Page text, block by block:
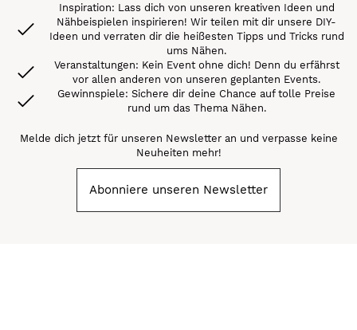
Inspiration: Lass dich von unseren kreativen Ideen und
Nähbeispielen inspirieren! Wir teilen mit dir unsere DIY-
Ideen und verraten dir die heißesten Tipps und Tricks rund
ums Nähen.
Veranstaltungen: Kein Event ohne dich! Denn du erfährst
vor allen anderen von unseren geplanten Events.
Gewinnspiele: Sichere dir deine Chance auf tolle Preise
rund um das Thema Nähen.
Melde dich jetzt für unseren Newsletter an und verpasse keine
Neuheiten mehr!
Abonniere unseren Newsletter